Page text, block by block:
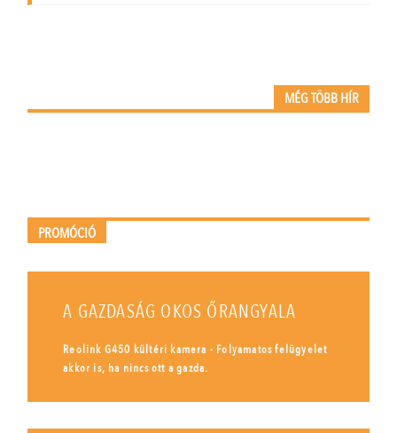
MÉG TÖBB HÍR
PROMÓCIÓ
A GAZDASÁG OKOS ŐRANGYALA
Reolink G450 kültéri kamera - Folyamatos felügyelet
akkor is, ha nincs ott a gazda.